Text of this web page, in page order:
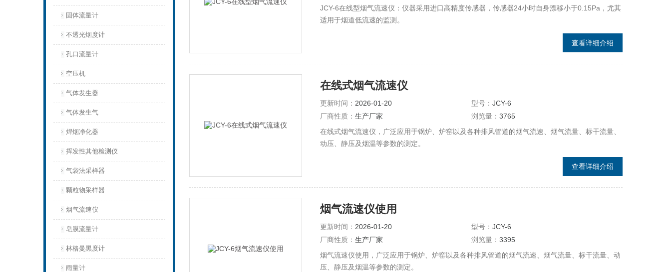
固体流量计
不透光烟度计
孔口流量计
空压机
气体发生器
气体发生气
焊烟净化器
挥发性其他检测仪
气袋法采样器
颗粒物采样器
烟气流速仪
皂膜流量计
林格曼黑度计
雨量计
JCY-6在线型烟气流速仪：仪器采用进口高精度传感器，传感器24小时自身漂移小于0.15Pa，尤其
适用于烟道低流速的监测。
查看详细介绍
在线式烟气流速仪
更新时间： 2026-01-20 型号： JCY-6
厂商性质： 生产厂家 浏览量： 3765
在线式烟气流速仪，广泛应用于锅炉、炉窑以及各种排风管道的烟气流速、烟气流量、标干流量、
动压、静压及烟温等参数的测定。
查看详细介绍
烟气流速仪使用
更新时间： 2026-01-20 型号： JCY-6
厂商性质： 生产厂家 浏览量： 3395
烟气流速仪使用，广泛应用于锅炉、炉窑以及各种排风管道的烟气流速、烟气流量、标干流量、动
压、静压及烟温等参数的测定。